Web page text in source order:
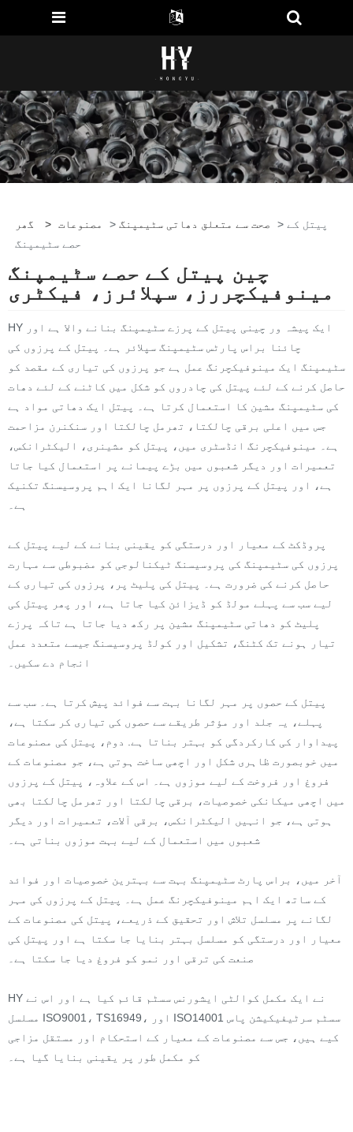
گھر > مصنوعات > صحت سے متعلق دھاتی سٹیمپنگ
> پیتل کے
حصے سٹیمپنگ
چین پیتل کے حصے سٹیمپنگ
مینوفیکچررز، سپلائرز، فیکٹری
HY ایک پیشہ ور چینی پیتل کے پرزے سٹیمپنگ بنانے والا ہے اور
چائنا براس پارٹس سٹیمپنگ سپلائر ہے۔ پیتل کے پرزوں کی
سٹیمپنگ ایک مینوفیکچرنگ عمل ہے جو پرزوں کی تیاری کے مقصد کو
حاصل کرنے کے لئے پیتل کی چادروں کو شکل میں کاٹنے کے لئے دھات
کی سٹیمپنگ مشین کا استعمال کرتا ہے۔ پیتل ایک دھاتی مواد ہے
جس میں اعلی برقی چالکتا، تھرمل چالکتا اور سنکنرن مزاحمت
ہے۔ مینوفیکچرنگ انڈسٹری میں، پیتل کو مشینری، الیکٹرانکس،
تعمیرات اور دیگر شعبوں میں بڑے پیمانے پر استعمال کیا جاتا
ہے، اور پیتل کے پرزوں پر مہر لگانا ایک اہم پروسیسنگ تکنیک
ہے۔
پروڈکٹ کے معیار اور درستگی کو یقینی بنانے کے لیے پیتل کے
پرزوں کی سٹیمپنگ کی پروسیسنگ ٹیکنالوجی کو مضبوطی سے مہارت
حاصل کرنے کی ضرورت ہے۔ پیتل کی پلیٹ پر، پرزوں کی تیاری کے
لیے سب سے پہلے مولڈ کو ڈیزائن کیا جاتا ہے، اور پھر پیتل کی
پلیٹ کو دھاتی سٹیمپنگ مشین پر رکھ دیا جاتا ہے تاکہ پرزے
تیار ہونے تک کٹنگ، تشکیل اور کولڈ پروسیسنگ جیسے متعدد عمل
انجام دے سکیں۔
پیتل کے حصوں پر مہر لگانا بہت سے فوائد پیش کرتا ہے۔ سب سے
پہلے، یہ جلد اور مؤثر طریقے سے حصوں کی تیاری کر سکتا ہے،
پیداوار کی کارکردگی کو بہتر بناتا ہے. دوم، پیتل کی مصنوعات
میں خوبصورت ظاہری شکل اور اچھی ساخت ہوتی ہے، جو مصنوعات کے
فروغ اور فروخت کے لیے موزوں ہے۔ اس کے علاوہ، پیتل کے پرزوں
میں اچھی میکانکی خصوصیات، برقی چالکتا اور تھرمل چالکتا بھی
ہوتی ہے، جو انہیں الیکٹرانکس، برقی آلات، تعمیرات اور دیگر
شعبوں میں استعمال کے لیے بہت موزوں بناتی ہے۔
آخر میں، براس پارٹ سٹیمپنگ بہت سے بہترین خصوصیات اور فوائد
کے ساتھ ایک اہم مینوفیکچرنگ عمل ہے۔ پیتل کے پرزوں کی مہر
لگانے پر مسلسل تلاش اور تحقیق کے ذریعے، پیتل کی مصنوعات کے
معیار اور درستگی کو مسلسل بہتر بنایا جا سکتا ہے اور پیتل کی
صنعت کی ترقی اور نمو کو فروغ دیا جا سکتا ہے۔
HY نے ایک مکمل کوالٹی ایشورنس سسٹم قائم کیا ہے اور اس نے
مسلسل ISO9001، TS16949، اور ISO14001 سسٹم سرٹیفیکیشن پاس
کیے ہیں، جس سے مصنوعات کے معیار کے استحکام اور مستقل مزاجی
کو مکمل طور پر یقینی بنایا گیا ہے۔